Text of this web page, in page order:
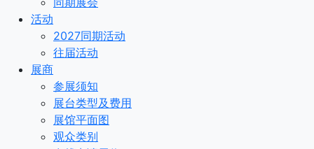
活动
2027同期活动
往届活动
展商
参展须知
展台类型及费用
展馆平面图
观众类别